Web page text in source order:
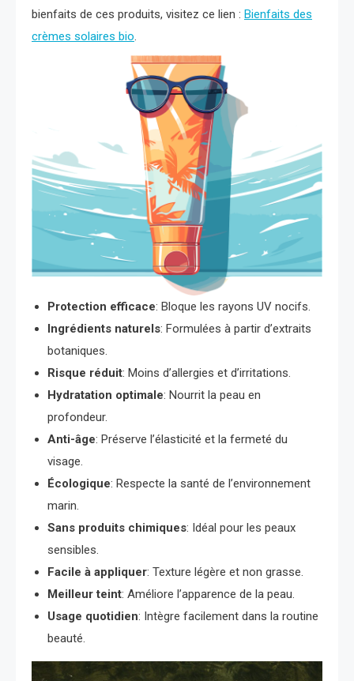
bienfaits de ces produits, visitez ce lien : Bienfaits des
crèmes solaires bio.
Protection efficace: Bloque les rayons UV nocifs.
Ingrédients naturels: Formulées à partir d’extraits
botaniques.
Risque réduit: Moins d’allergies et d’irritations.
Hydratation optimale: Nourrit la peau en
profondeur.
Anti-âge: Préserve l’élasticité et la fermeté du
visage.
Écologique: Respecte la santé de l’environnement
marin.
Sans produits chimiques: Idéal pour les peaux
sensibles.
Facile à appliquer: Texture légère et non grasse.
Meilleur teint: Améliore l’apparence de la peau.
Usage quotidien: Intègre facilement dans la routine
beauté.